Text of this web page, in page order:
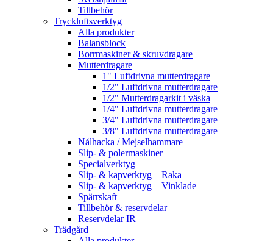
Tillbehör
Tryckluftsverktyg
Alla produkter
Balansblock
Borrmaskiner & skruvdragare
Mutterdragare
1" Luftdrivna mutterdragare
1/2" Luftdrivna mutterdragare
1/2" Mutterdragarkit i väska
1/4" Luftdrivna mutterdragare
3/4" Luftdrivna mutterdragare
3/8" Luftdrivna mutterdragare
Nålhacka / Mejselhammare
Slip- & polermaskiner
Specialverktyg
Slip- & kapverktyg – Raka
Slip- & kapverktyg – Vinklade
Spärrskaft
Tillbehör & reservdelar
Reservdelar IR
Trädgård